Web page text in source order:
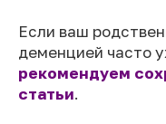
Если ваш
деменцией часто
рекомендуем
статьи.